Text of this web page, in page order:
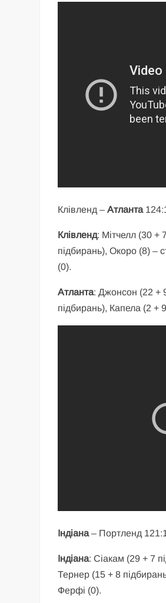
Клівленд –Атланта
Клівленд: Мітчелл (30 +
підбирань), Окоро (8) –
(0).
Атланта: Джонсон (22 +
підбирань), Капела (2 +
Індіана– Портленд
Індіана: Сіакам (29 + 7
Тернер (15 + 8
Ферфі (0).